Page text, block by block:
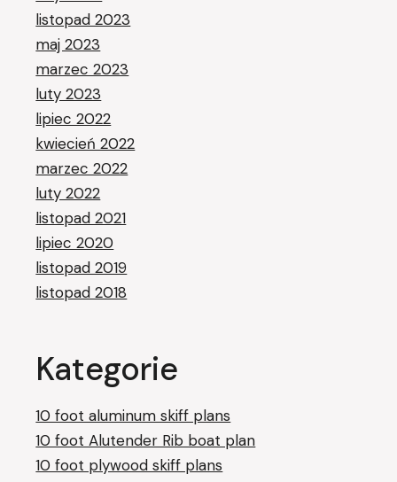
listopad 2023
maj 2023
marzec 2023
luty 2023
lipiec 2022
kwiecień 2022
marzec 2022
luty 2022
listopad 2021
lipiec 2020
listopad 2019
listopad 2018
Kategorie
10 foot aluminum skiff plans
10 foot Alutender Rib boat plan
10 foot plywood skiff plans